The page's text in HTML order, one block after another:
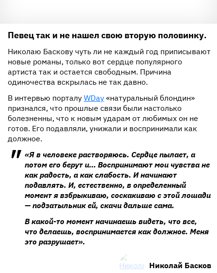
Певец так и не нашел свою вторую половинку.
Николаю Баскову чуть ли не каждый год приписывают
новые романы, только вот сердце популярного
артиста так и остается свободным. Причина
одиночества вскрылась не так давно.
В интервью порталу WDay «натуральный блондин»
признался, что прошлые связи были настолько
болезненны, что к новым ударам от любимых он не
готов. Его подавляли, унижали и воспринимали как
должное.
«Я в человеке растворяюсь. Сердце пылает, а
потом его берут и… Воспринимают мои чувства не
как радость, а как слабость. И начинают
подавлять. И, естественно, в определенный
момент я взбрыкиваю, соскакиваю с этой лошади
— подзатыльник ей, скачи дальше сама.
В какой-то момент начинаешь видеть, что все,
что делаешь, воспринимается как должное. Меня
это разрушает».
Николай Басков